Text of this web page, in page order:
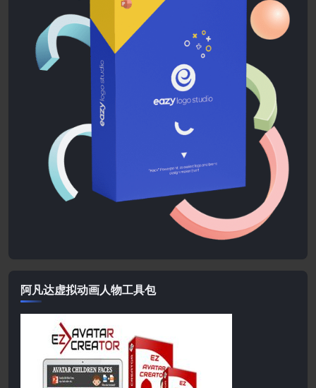
阿凡达虚拟动画人物工具包